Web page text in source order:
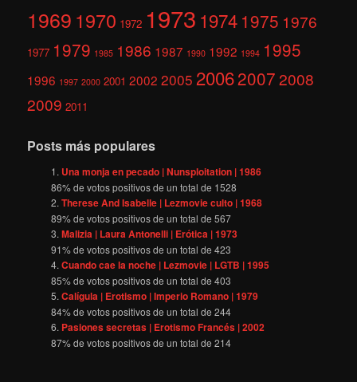
1969 1970 1972 1973 1974 1975 1976
1977 1979 1985 1986 1987 1990 1992 1994 1995
1996 1997 2000 2001 2002 2005 200620072008
2009 2011
Posts más populares
Una monja en pecado | Nunsploitation | 1986
86% de votos positivos de un total de 1528
Therese And Isabelle | Lezmovie culto | 1968
89% de votos positivos de un total de567
Malizia | Laura Antonelli | Erótica | 1973
91% de votos positivos de un total de423
Cuando cae la noche | Lezmovie | LGTB | 1995
85% de votos positivos de un total de403
Calígula | Erotismo | Imperio Romano | 1979
84% de votos positivos de un total de244
Pasiones secretas | Erotismo Francés | 2002
87% de votos positivos de un total de214